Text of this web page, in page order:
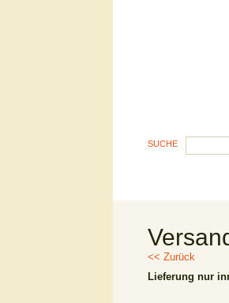
SUCHE
<< Zurück
Lieferung nur